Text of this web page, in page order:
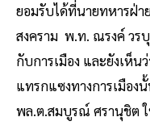
ยอมรับได้ที่นายทหารฝ่า
สงคราม พ.ท. ณรงค์ วร
กับการเมือง และยังเห็
แทรกแซงทางการเมือง
พล.ต.สมบูรณ์ ศรานุชิต